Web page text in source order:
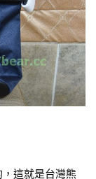
這就是台灣熊